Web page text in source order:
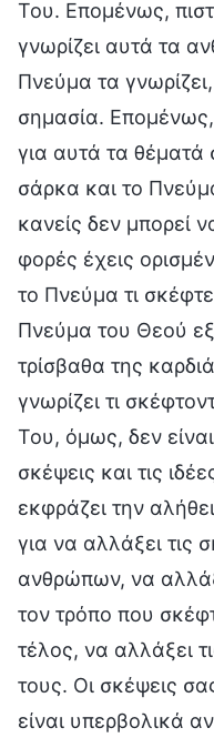
Του. Επομένως,
γνωρίζει αυτά τα
Πνεύμα τα
σημασία.
για αυτά τα θέματά
σάρκα και το
κανείς δεν μπορεί
φορές έχεις
το Πνεύμα τι
Πνεύμα του Θεού
τρίσβαθα της
γνωρίζει τι
Του, όμως, δεν
σκέψεις και τις
εκφράζει την
για να αλλάξει τις
ανθρώπων, να
τον τρόπο που
τέλος, να αλλάξει
τους. Οι σκέψεις
είναι υπερβολικά